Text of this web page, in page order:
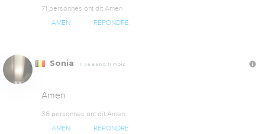
71 personnes ont dit Amen
AMEN RÉPONDRE
Sonia Il y a 8 ans, 11 mois
Amen
36 personnes ont dit Amen
AMEN RÉPONDRE